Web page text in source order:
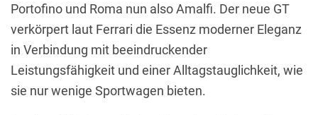
Portofino und Roma nun also Amalfi. Der neue GT
verkörpert laut Ferrari die Essenz moderner Eleganz
in Verbindung mit beeindruckender
Leistungsfähigkeit und einer Alltagstauglichkeit, wie
sie nur wenige Sportwagen bieten.